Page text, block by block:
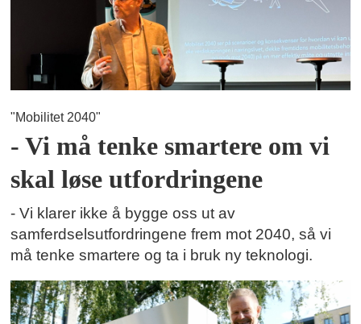
"Mobilitet 2040"
- Vi må tenke smartere om vi
skal løse utfordringene
- Vi klarer ikke å bygge oss ut av
samferdselsutfordringene frem mot 2040, så vi
må tenke smartere og ta i bruk ny teknologi.